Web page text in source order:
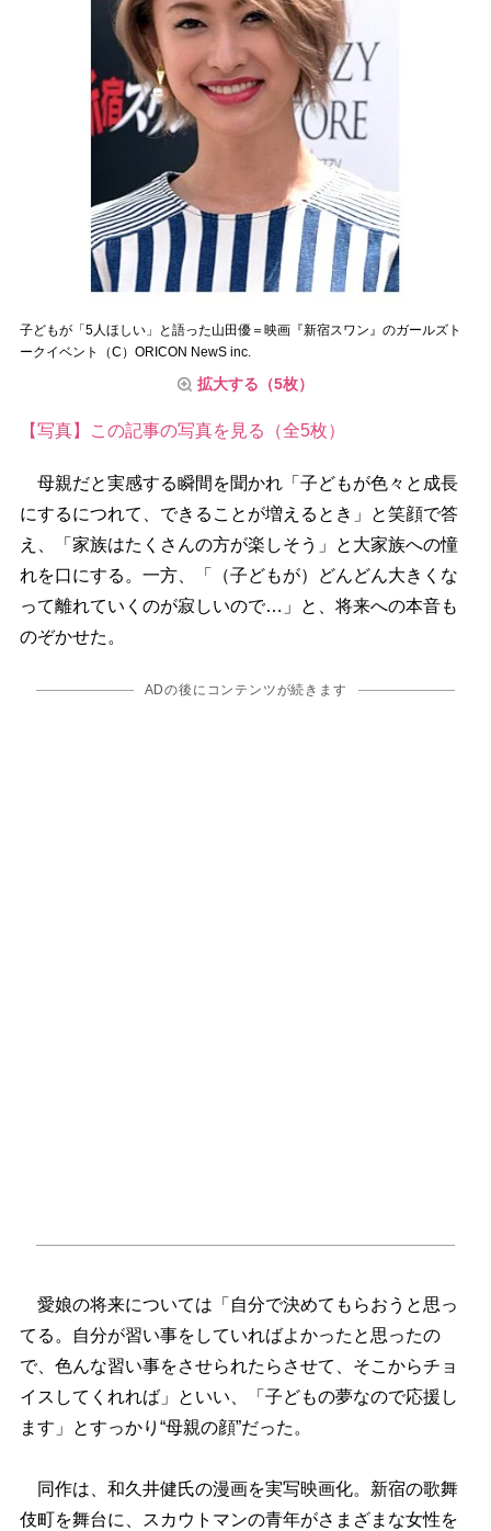
子どもが「5人ほしい」と語った山田優＝映画『新宿スワン』のガールズト
ークイベント（C）ORICON NewS inc.
拡大する（5枚）
【写真】この記事の写真を見る（全5枚）
母親だと実感する瞬間を聞かれ「子どもが色々と成長
にするにつれて、できることが増えるとき」と笑顔で答
え、「家族はたくさんの方が楽しそう」と大家族への憧
れを口にする。一方、「（子どもが）どんどん大きくな
って離れていくのが寂しいので…」と、将来への本音も
のぞかせた。
ADの後にコンテンツが続きます
愛娘の将来については「自分で決めてもらおうと思っ
てる。自分が習い事をしていればよかったと思ったの
で、色んな習い事をさせられたらさせて、そこからチョ
イスしてくれれば」といい、「子どもの夢なので応援し
ます」とすっかり“母親の顔”だった。
同作は、和久井健氏の漫画を実写映画化。新宿の歌舞
伎町を舞台に、スカウトマンの青年がさまざまな女性を